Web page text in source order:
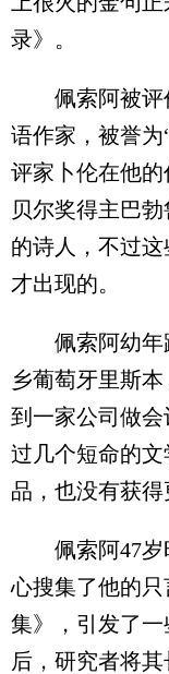
录》。
佩索阿被评
语作家，被誉
评家卜伦在他
贝尔奖得主巴
的诗人，不过
才出现的。
佩索阿幼年
乡葡萄牙里斯
到一家公司做
过几个短命的
品，也没有获得
佩索阿47岁
心搜集了他的
集》，引发了
后，研究者将